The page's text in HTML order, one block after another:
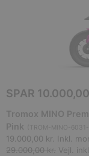
SPAR
Tromox MINO
Pink
TROM-MINO-
19.000,00 kr. Inkl.
29.000,00 kr. Vejl.